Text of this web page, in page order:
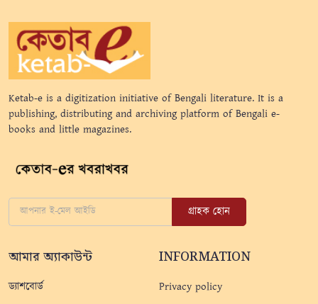
Ketab-e is a digitization initiative of Bengali literature. It is a
publishing, distributing and archiving platform of Bengali e-
books and little magazines.
গ্রাহক হোন
আমার অ্যাকাউন্ট
ড্যাশবোর্ড
INFORMATION
Privacy policy